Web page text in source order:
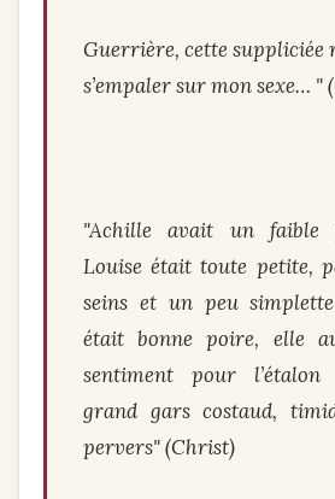
Guerrière, cette suppliciée
s’empaler sur mon sexe… "
"Achille avait un faible
Louise était toute petite,
seins et un peu
était bonne poire, elle
sentiment pour l’étalon
grand gars costaud,
pervers" (Christ)